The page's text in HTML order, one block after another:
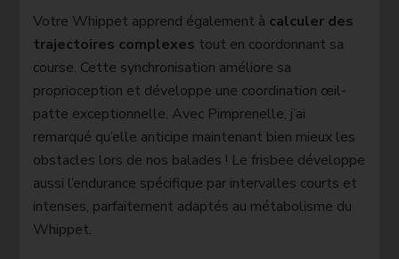
Votre Whippet apprend également à calculer des
trajectoires complexes tout en coordonnant sa
course. Cette synchronisation améliore sa
proprioception et développe une coordination œil-
patte exceptionnelle. Avec Pimprenelle, j’ai
remarqué qu’elle anticipe maintenant bien mieux les
obstacles lors de nos balades ! Le frisbee développe
aussi l’endurance spécifique par intervalles courts et
intenses, parfaitement adaptés au métabolisme du
Whippet.